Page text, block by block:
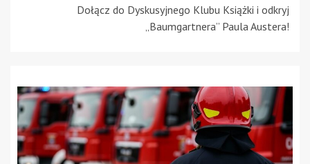
Dołącz do Dyskusyjnego Klubu Książki i odkryj
„Baumgartnera” Paula Austera!